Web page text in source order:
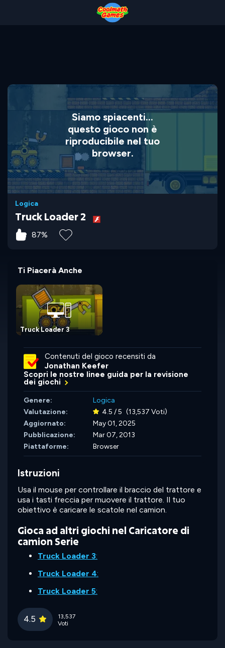
Siamo spiacenti...
questo gioco non è
riproducibile nel tuo
browser.
Logica
Truck Loader 2
87%
Ti Piacerà Anche
Truck Loader 3
Contenuti del gioco recensiti da
Jonathan Keefer
Scopri le nostre linee guida per la revisione
dei giochi
Genere:
Logica
Valutazione:
4.5 / 5 (13,537 Voti)
Aggiornato:
May 01, 2025
Pubblicazione:
Mar 07, 2013
Piattaforme:
Browser
Istruzioni
Usa il mouse per controllare il braccio del trattore e
usa i tasti freccia per muovere il trattore. Il tuo
obiettivo è caricare le scatole nel camion.
Gioca ad altri giochi nel Caricatore di
camion Serie
Truck Loader 3:
Truck Loader 4:
Truck Loader 5:
4.5
13,537
Voti